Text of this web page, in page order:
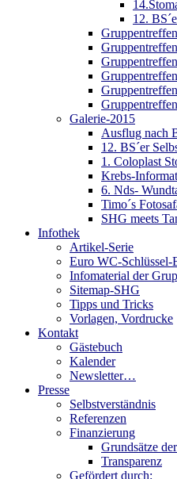
12.
Galerie-2015
Ausflug nach
12. BS´er
1. Coloplast
Krebs-
6. Nds-
Timo´s
SHG meets
Infothek
Artikel-Serie
Euro WC-
Infomaterial der
Sitemap-SHG
Tipps und Tricks
Vorlagen, Vordrucke
Kontakt
Gästebuch
Kalender
Newsletter…
Presse
Selbstverständnis
Referenzen
Finanzierung
Grundsätze
Transparenz
Gefördert durch: